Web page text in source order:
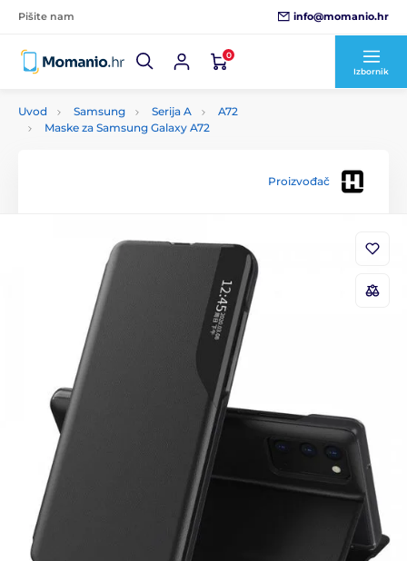
Pišite nam info@momanio.hr
0
Izbornik
Uvod Samsung Serija A
A72
Maske za Samsung Galaxy A72
Proizvođač